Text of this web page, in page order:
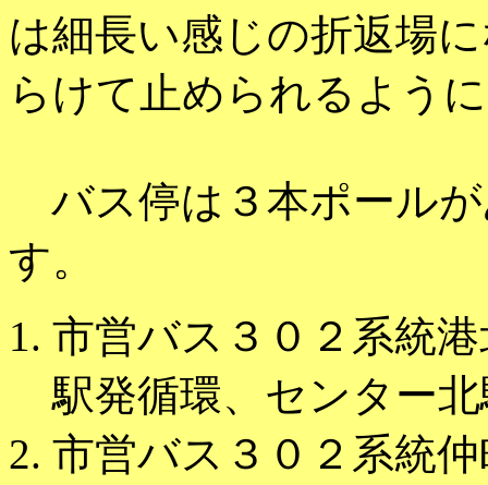
は細長い感じの折返場
らけて止められるよう
バス停は３本ポール
す。
市営バス３０２系統
駅発循環、センター
市営バス３０２系統